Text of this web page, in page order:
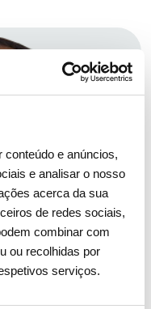
e anúncios,
e analisar o nosso
acerca da sua
de redes sociais,
combinar com
ou recolhidas por
serviços.